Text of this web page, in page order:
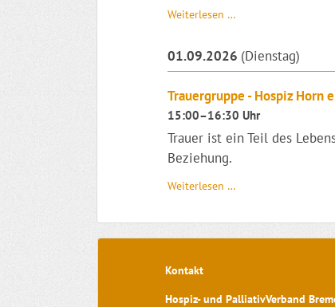
Weiterlesen …
Bremen-
e.V.
01.09.2026 (Dienstag)
Trauergruppe - Hospiz Horn
15:00–16:30 Uhr
Trauer ist ein Teil des
Beziehung.
Weiterlesen …
Kontakt
Hospiz- und PalliativVerband